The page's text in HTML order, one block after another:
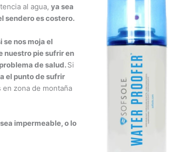
al agua,ya sea
sendero es costero.
se nos moja el
nuestro pie sufrir en
de salud.Si
el punto de sufrir
zona de montaña
impermeable, o lo